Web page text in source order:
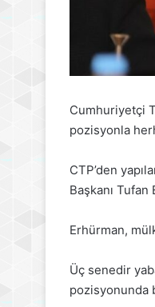
Cumhuriyetçi
pozisyonla
CTP’den
Başkanı
Erhürman,
Üç senedir
pozisyonunda